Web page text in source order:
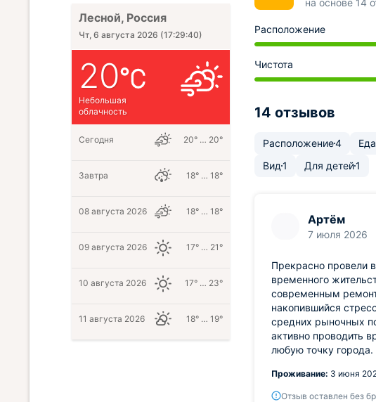
на основе 14
Расположение
Чистота
14 отзывов
Расположение4 Еда
Вид1 Для детей1
Артём
7 июля 2026
Прекрасно провели
временного
современным
накопившийся
средних рыночных
активно проводить
любую точку города.
Проживание: 3 июня
Отзыв оставлен без
Лесной, Россия
Чт, 6 августа 2026 (17:29:41)
20
Небольшая
облачность
Сегодня 20° … 20°
Завтра 18° … 18°
08 августа 2026 18° … 18°
09 августа 2026 17° … 21°
10 августа 2026 17° … 23°
11 августа 2026 18° … 19°